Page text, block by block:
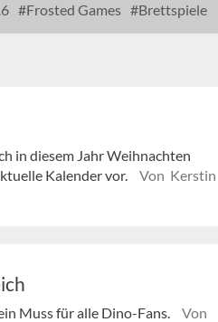
Frosted Games Brettspiele
in diesem Jahr Weihnachten
Kalender vor.
Von Kerstin
Muss für alle Dino-Fans.
Von